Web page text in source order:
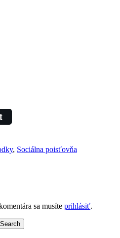
, Sociálna poisťovňa
sa musíte prihlásiť.